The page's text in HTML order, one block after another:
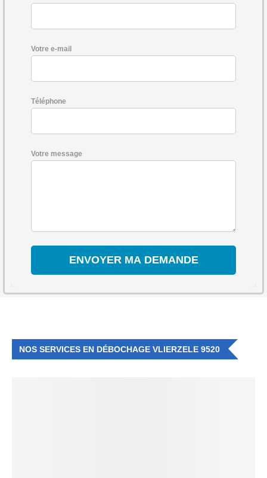
Votre e-mail
Téléphone
Votre message
NOS SERVICES EN DÉBOCHAGE VLIERZELE 9520